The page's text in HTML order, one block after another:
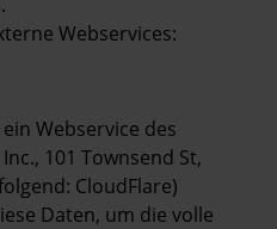
Webservices:
Webservice des
101 Townsend St,
CloudFlare)
Daten, um die volle